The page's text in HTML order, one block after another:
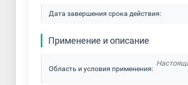
Дата завершения срока действия:
Применение и описание
Область и условия применения: